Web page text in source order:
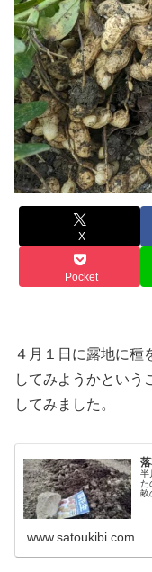
X
Pocket
４月１日に露地に種
してみようかという
してみました。
半
た
畝
www.satoukibi.com